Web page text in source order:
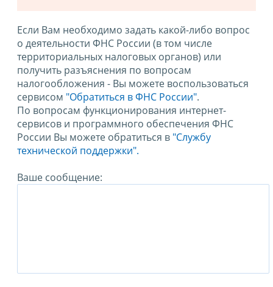
Если Вам необходимо задать какой-либо вопрос
о деятельности ФНС России (в том числе
территориальных налоговых органов) или
получить разъяснения по вопросам
налогообложения - Вы можете воспользоваться
сервисом "Обратиться в ФНС России".
По вопросам функционирования интернет-
сервисов и программного обеспечения ФНС
России Вы можете обратиться в "Службу
технической поддержки".
Ваше сообщение: